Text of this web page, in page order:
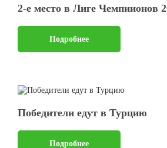
2-е место в Лиге Чемпиионов
Подробнее
Победители едут в Турцию
Подробнее